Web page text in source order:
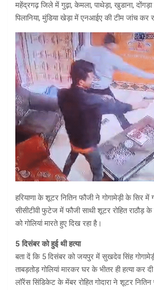
महेंद्रगढ़ जिले में गुढ़ा, केमला, पाथेड़ा, खुडाना,
पिलानिया, मुंडिया खेड़ा में एनआईए की टीम जांच कर
हरियाणा के शूटर नितिन फौजी ने गोगामेड़ी के सिर में
सीसीटीवी फुटेज में फौजी साथी शूटर रोहित राठौड़
को गोलियां मारते हुए दिख रहा है।
5 दिसंबर को हुई थी हत्या
बता दें कि 5 दिसंबर को जयपुर में सुखदेव सिंह
ताबड़तोड़ गोलियां मारकर घर के भीतर ही हत्या कर
लॉरेंस सिंडिकेट के मेंबर रोहित गोदारा ने शूटर नितिन